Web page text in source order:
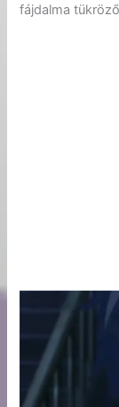
fájdalma